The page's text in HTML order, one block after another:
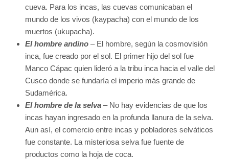
cueva. Para los incas, las cuevas comunicaban el
mundo de los vivos (kaypacha) con el mundo de los
muertos (ukupacha).
El hombre andino– El hombre, según la cosmovisión
inca, fue creado por el sol. El primer hijo del sol fue
Manco Cápac quien lideró a la tribu inca hacia el valle del
Cusco donde se fundaría el imperio más grande de
Sudamérica.
El hombre de la selva– No hay evidencias de que los
incas hayan ingresado en la profunda llanura de la selva.
Aun así, el comercio entre incas y pobladores selváticos
fue constante. La misteriosa selva fue fuente de
productos como la hoja de coca.